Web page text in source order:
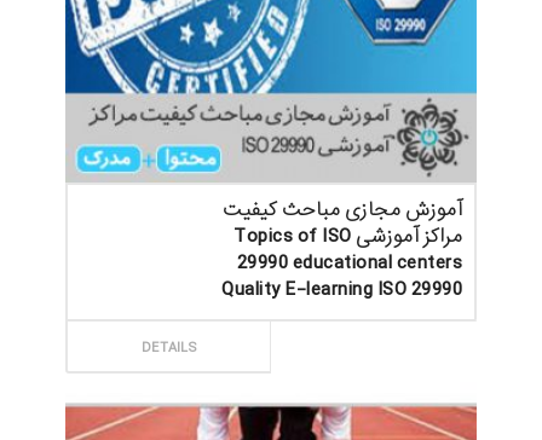
آموزش مجازی مباحث کیفیت
مراکز آموزشی Topics of ISO
29990 educational centers
Quality E-learning ISO 29990
DETAILS